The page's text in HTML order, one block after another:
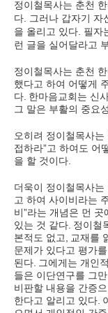
정이철목사는 춘천
다. 그러나 갑자기 자
을 올리고 있다. 필자
런 글을 실어달라고
정이철목사는 춘천
했다고 하여 어떻게
다 한마음교회는 신
그 말은 부활의 중요
오히려 정이철목사
접하라”고 하여도 어
을 할 것이다
더욱이 정이철목사
고 하여 사이비라는
비”라는 개념은 먼 곳
있는 것 같다 정이철
본적도 없고
교재를
문제가 있다고 평가
된다 그에게는 개인
들은 이단연구를 그
비판할 내용을 간증
한다고 알리고 있다